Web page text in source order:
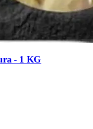
- 1 KG